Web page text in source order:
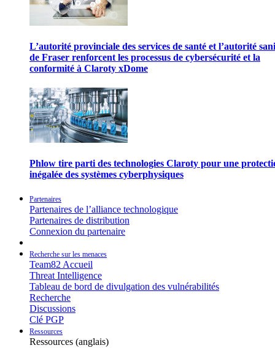
L’autorité provinciale des services de santé et l’autorité
de Fraser renforcent les processus de cybersécurité et la
conformité à Claroty xDome
Phlow tire parti des technologies Claroty pour une
inégalée des systèmes cyberphysiques
Partenaires
Partenaires de l’alliance technologique
Partenaires de distribution
Connexion du partenaire
Recherche sur les menaces
Team82 Accueil
Threat Intelligence
Tableau de bord de divulgation des vulnérabilités
Recherche
Discussions
Clé PGP
Ressources
Ressources (anglais)